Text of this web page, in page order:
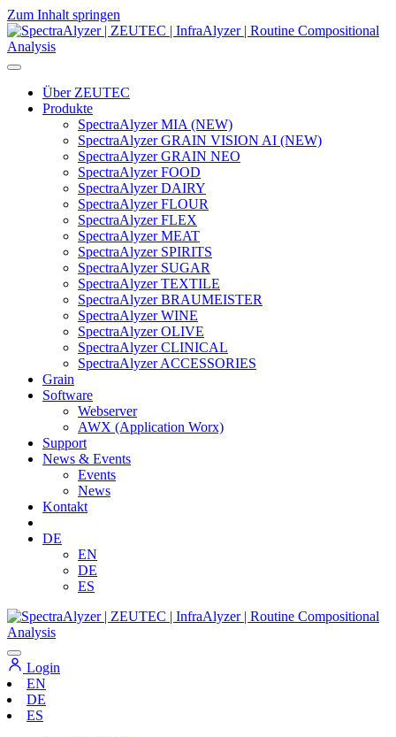
Zum Inhalt springen
Hauptnavigation
Über ZEUTEC
Produkte
SpectraAlyzer MIA (NEW)
SpectraAlyzer GRAIN VISION AI (NEW)
SpectraAlyzer GRAIN NEO
SpectraAlyzer FOOD
SpectraAlyzer DAIRY
SpectraAlyzer FLOUR
SpectraAlyzer FLEX
SpectraAlyzer MEAT
SpectraAlyzer SPIRITS
SpectraAlyzer SUGAR
SpectraAlyzer TEXTILE
SpectraAlyzer BRAUMEISTER
SpectraAlyzer WINE
SpectraAlyzer OLIVE
SpectraAlyzer CLINICAL
SpectraAlyzer ACCESSORIES
Grain
Software
Webserver
AWX (Application Worx)
Support
News & Events
Events
News
Kontakt
DE
EN
DE
ES
Login
EN
DE
ES